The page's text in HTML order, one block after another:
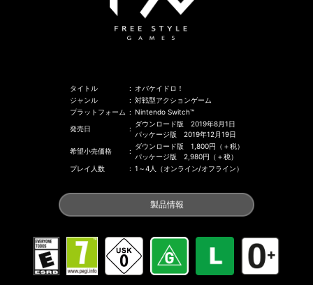
タイトル : オバケイドロ！
ジャンル
: 対戦型アクションゲーム
プラットフォーム : Nintendo Switch™
発売日
:
ダウンロード版 2019年8月1日
パッケージ版 2019年12月19日
希望小売価格
:
ダウンロード版 1,800円（＋税）
パッケージ版 2,980円（＋税）
プレイ人数
: 1～4人（オンライン/オフライン）
製品情報